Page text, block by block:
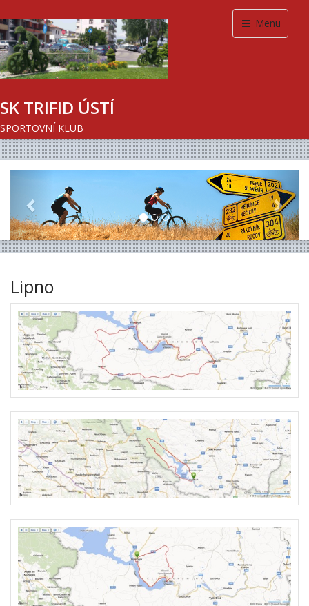
Menu
SK TRIFID ÚSTÍ
SPORTOVNÍ KLUB
Next
Lipno